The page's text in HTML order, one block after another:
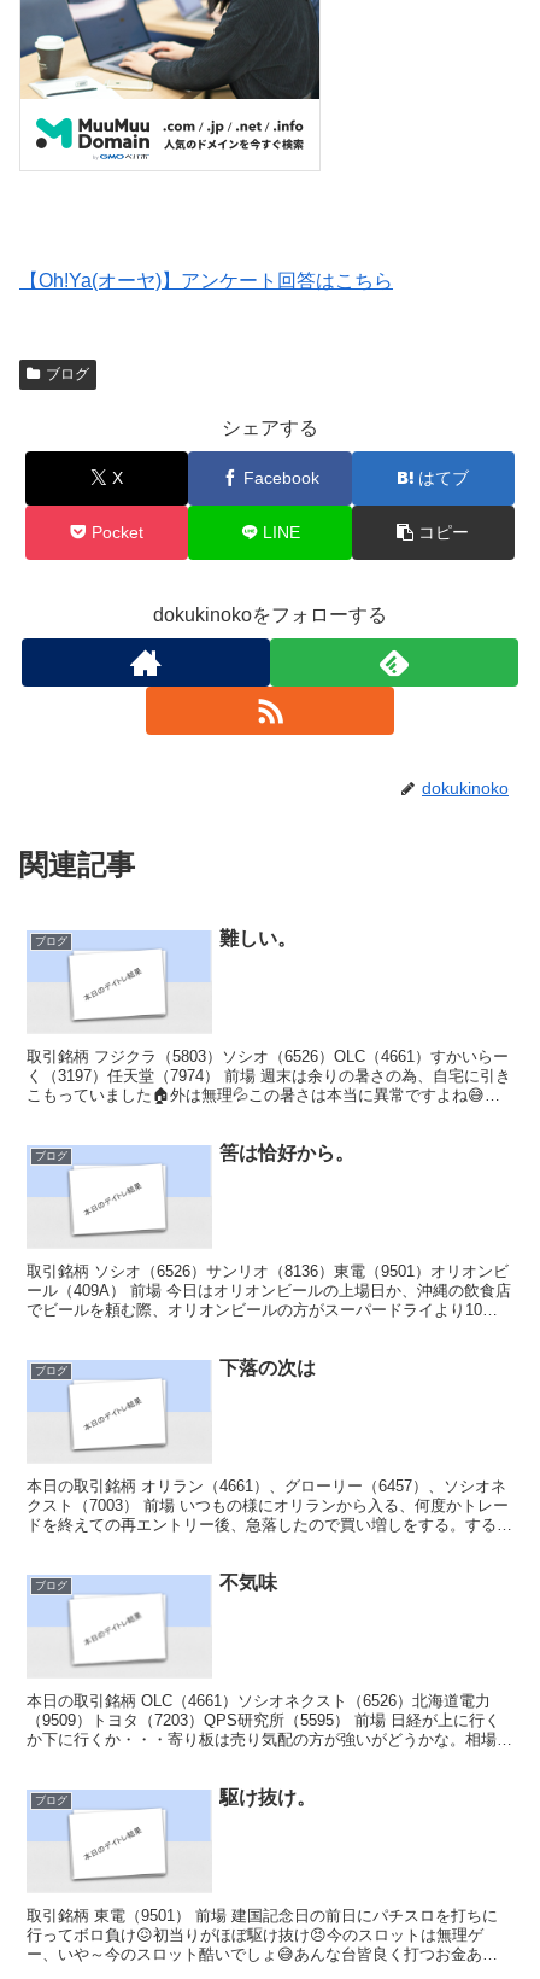
【Oh!Ya(オーヤ)】アンケート回答はこちら
ブログ
シェアする
X Facebook はてブ
Pocket LINE コピー
dokukinokoをフォローする
dokukinoko
関連記事
ブログ 難しい。
取引銘柄 フジクラ（5803）ソシオ（6526）OLC（4661）すかいらー
く（3197）任天堂（7974） 前場 週末は余りの暑さの為、自宅に引き
こもっていました🏠外は無理💦この暑さは本当に異常ですよね😅外
ブログ 筈は恰好から。
取引銘柄 ソシオ（6526）サンリオ（8136）東電（9501）オリオンビ
ール（409A） 前場 今日はオリオンビールの上場日か、沖縄の飲食店
でビールを頼む際、オリオンビールの方がスーパードライより10円
ブログ 下落の次は
本日の取引銘柄 オリラン（4661）、グローリー（6457）、ソシオネ
クスト（7003） 前場 いつもの様にオリランから入る、何度かトレー
ドを終えての再エントリー後、急落したので買い増しをする。すると
ブログ 不気味
本日の取引銘柄 OLC（4661）ソシオネクスト（6526）北海道電力
（9509）トヨタ（7203）QPS研究所（5595） 前場 日経が上に行く
か下に行くか・・・寄り板は売り気配の方が強いがどうかな。相場の
ブログ 駆け抜け。
取引銘柄 東電（9501） 前場 建国記念日の前日にパチスロを打ちに
行ってボロ負け😖初当りがほぼ駆け抜け😣今のスロットは無理ゲ
ー、いや～今のスロット酷いでしょ😅あんな台皆良く打つお金ある